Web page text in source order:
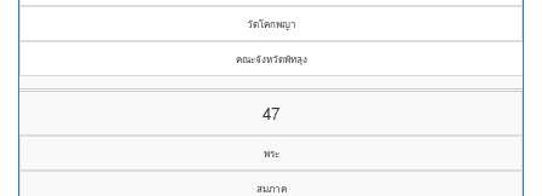
วัดโคกพญา
คณะจังหวัดพัทลุง
47
พระ
สมภาค